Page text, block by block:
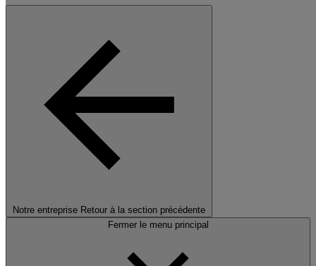
Notre entreprise Retour à la section précédente
Fermer le menu principal